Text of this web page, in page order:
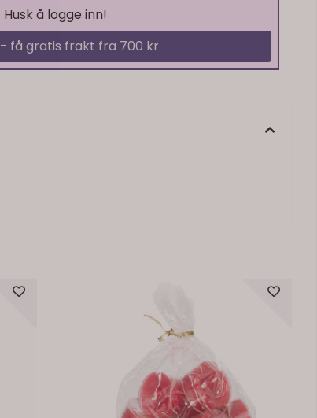
Husk å logge inn!
få gratis frakt fra 700 kr
På lager